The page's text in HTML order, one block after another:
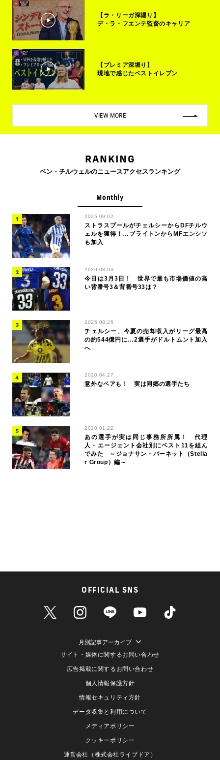
【ラ・リーガ深堀り】
デ・ラ・フエンテ監督のキャリア
【プレミア深堀り】
現地で感じたベストイレブン
VIEW MORE
RANKING
ベン・チルウェルのニュースアクセスランキング
Monthly
2025.09.02
ストラスブールがチェルシーからDFチルウ
ェルを獲得！…ブライトンからMFエンシソ
も加入
2020.03.03
今日は3月3日！ 世界で最も市場価値の高
い背番号3＆背番号33は？
2025.08.25
チェルシー、今夏の売却収入がリーグ最高
の約544億円に…2選手がドルトムント加入
へ
2020.04.27
意外なペアも！ 実は同郷の選手たち
2020.01.22
あの選手が実は同じ事務所所属！ 代理
人・エージェント会社別にベスト11を組ん
でみた ～ジョナサン・バーネット（Stella
r Group）編～
OFFICIAL SNS
月別記事アーカイブ
サイト・媒体に関するお問い合わせ
広告掲載に関するお問い合わせ
個人情報保護方針
情報セキュリティ方針
データ収集と利用について
メディアポリシー
クッキーポリシー
運営会社（株式会社ライブドア）